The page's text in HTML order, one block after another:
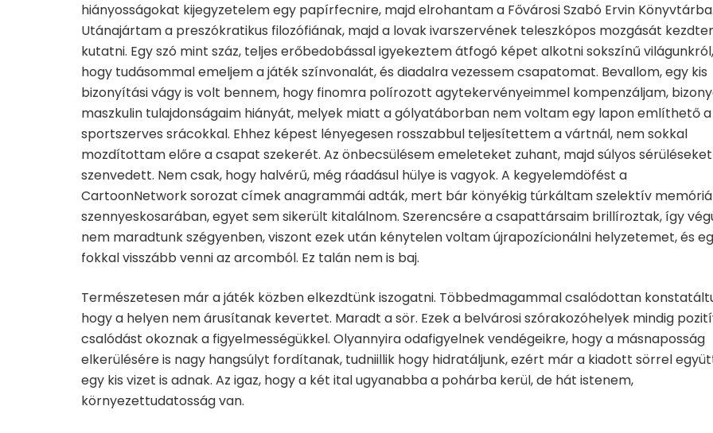
hiányosságokat kijegyzetelem egy papírfecnire, majd elrohantam a Fővárosi Szabó Ervin Könyvtárba.
Utánajártam a preszókratikus filozófiának, majd a lovak ivarszervének teleszkópos mozgását
kutatni. Egy szó mint száz, teljes erőbedobással igyekeztem átfogó képet alkotni sokszínű világunkról,
hogy tudásommal emeljem a játék színvonalát, és diadalra vezessem csapatomat. Bevallom, egy kis
bizonyítási vágy is volt bennem, hogy finomra polírozott agytekervényeimmel kompenzáljam,
maszkulin tulajdonságaim hiányát, melyek miatt a gólyatáborban nem voltam egy lapon említhető a
sportszerves srácokkal. Ehhez képest lényegesen rosszabbul teljesítettem a vártnál, nem sokkal
mozdítottam előre a csapat szekerét. Az önbecsülésem emeleteket zuhant, majd súlyos sérüléseket
szenvedett. Nem csak, hogy halvérű, még ráadásul hülye is vagyok. A kegyelemdöfést a
CartoonNetwork sorozat címek anagrammái adták, mert bár könyékig túrkáltam szelektív
szennyeskosarában, egyet sem sikerült kitalálnom. Szerencsére a csapattársaim brillíroztak, így
nem maradtunk szégyenben, viszont ezek után kénytelen voltam újrapozícionálni helyzetemet, és
fokkal visszább venni az arcomból. Ez talán nem is baj.
Természetesen már a játék közben elkezdtünk iszogatni. Többedmagammal csalódottan
hogy a helyen nem árusítanak kevertet. Maradt a sör. Ezek a belvárosi szórakozóhelyek mindig
csalódást okoznak a figyelmességükkel. Olyannyira odafigyelnek vendégeikre, hogy a másnaposság
elkerülésére is nagy hangsúlyt fordítanak, tudniillik hogy hidratáljunk, ezért már a kiadott sörrel
egy kis vizet is adnak. Az igaz, hogy a két ital ugyanabba a pohárba kerül, de hát istenem,
környezettudatosság van.